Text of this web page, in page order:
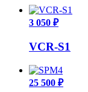
3 050 ₽
VCR-S1
25 500 ₽